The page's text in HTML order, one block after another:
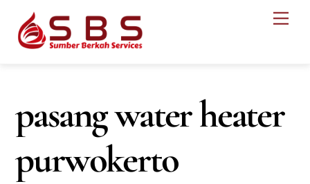
content
pasang water heater
purwokerto